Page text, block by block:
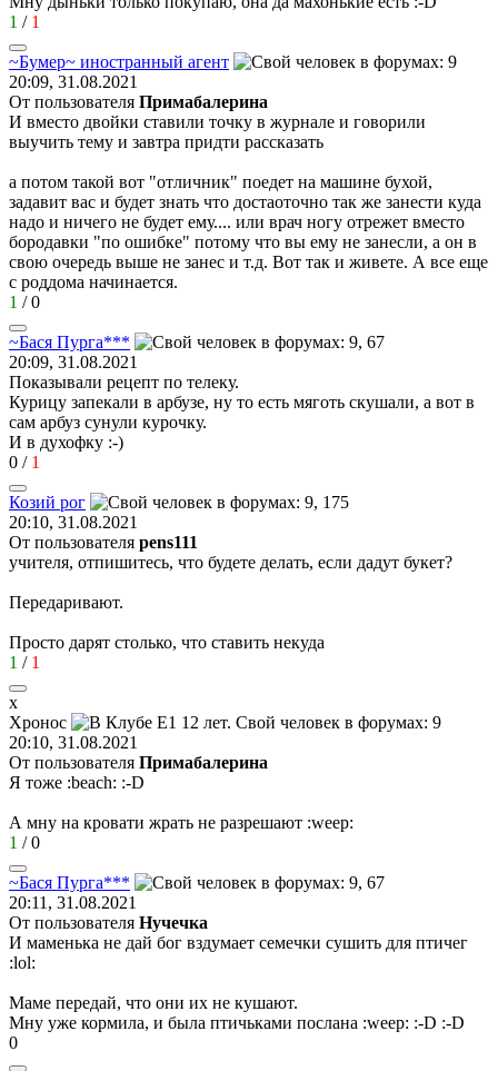
1 / 1
~Бумер~ иностранный агент
20:09, 31.08.2021
От пользователя Примaбaлерина
И вместо двойки ставили точку в журнале и говорили
выучить тему и завтра придти рассказать
а потом такой вот "отличник" поедет на машине бухой,
задавит вас и будет знать что достаоточно так же занести куда
надо и ничего не будет ему.... или врач ногу отрежет вместо
бородавки "по ошибке" потому что вы ему не занесли, а он в
свою очередь выше не занес и т.д. Вот так и живете. А все еще
с роддома начинается.
1 /0
~Бася Пурга***
20:09, 31.08.2021
Показывали рецепт по телеку.
Курицу запекали в арбузе, ну то есть мяготь скушали, а вот в
сам арбуз сунули курочку.
И в духофку :-)
0 / 1
Козий рог
20:10, 31.08.2021
От пользователя pens111
учителя, отпишитесь, что будете делать, если дадут букет?
Передаривают.
Просто дарят столько, что ставить некуда
1 / 1
х
Хронос
20:10, 31.08.2021
От пользователя Примaбaлерина
Я тоже :beach: :-D
А мну на кровати жрать не разрешают :weep:
1 /0
~Бася Пурга***
20:11, 31.08.2021
От пользователя Нучечка
И маменька не дай бог вздумает семечки сушить для птичег
:lol:
Маме передай, что они их не кушают.
Мну уже кормила, и была птичьками послана :weep: :-D :-D
0